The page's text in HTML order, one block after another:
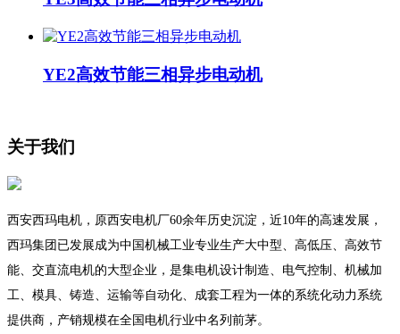
YE2高效节能三相异步电动机
关于我们
西安西玛电机，原西安电机厂60余年历史沉淀，近10年的高速发展，
西玛集团已发展成为中国机械工业专业生产大中型、高低压、高效节
能、交直流电机的大型企业，是集电机设计制造、电气控制、机械加
工、模具、铸造、运输等自动化、成套工程为一体的系统化动力系统
提供商，产销规模在全国电机行业中名列前茅。